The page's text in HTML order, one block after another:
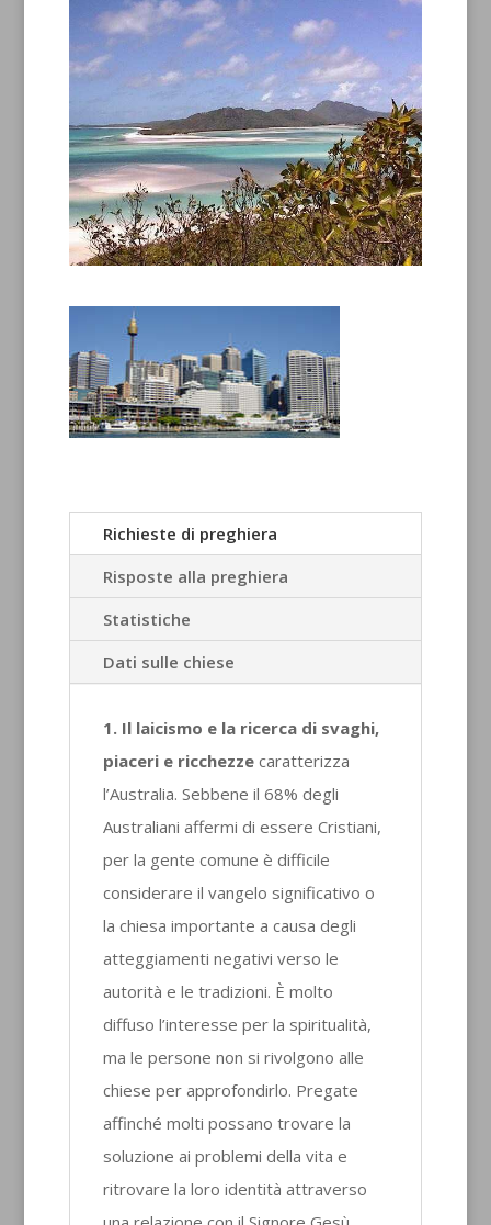
Richieste di preghiera
Risposte alla preghiera
Statistiche
Dati sulle chiese
1. Il laicismo e la ricerca di svaghi,
piaceri e ricchezzecaratterizza
l’Australia. Sebbene il 68% degli
Australiani affermi di essere Cristiani,
per la gente comune è difficile
considerare il vangelo significativo o
la chiesa importante a causa degli
atteggiamenti negativi verso le
autorità e le tradizioni. È molto
diffuso l’interesse per la spiritualità,
ma le persone non si rivolgono alle
chiese per approfondirlo. Pregate
affinché molti possano trovare la
soluzione ai problemi della vita e
ritrovare la loro identità attraverso